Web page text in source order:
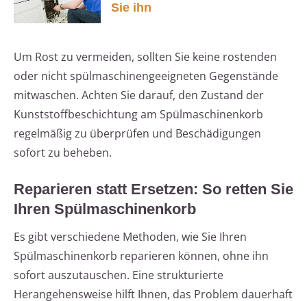
Sie ihn
Um Rost zu vermeiden, sollten Sie keine rostenden
oder nicht spülmaschinengeeigneten Gegenstände
mitwaschen. Achten Sie darauf, den Zustand der
Kunststoffbeschichtung am Spülmaschinenkorb
regelmäßig zu überprüfen und Beschädigungen
sofort zu beheben.
Reparieren statt Ersetzen: So retten Sie
Ihren Spülmaschinenkorb
Es gibt verschiedene Methoden, wie Sie Ihren
Spülmaschinenkorb reparieren können, ohne ihn
sofort auszutauschen. Eine strukturierte
Herangehensweise hilft Ihnen, das Problem dauerhaft